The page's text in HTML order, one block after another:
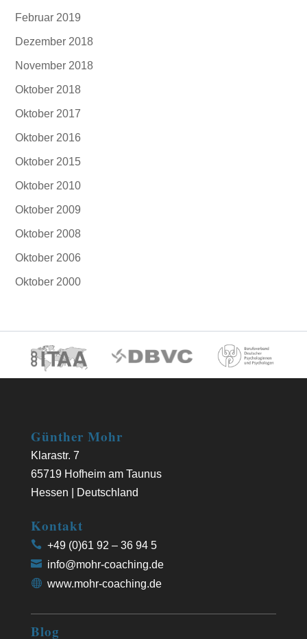
Februar 2019
Dezember 2018
November 2018
Oktober 2018
Oktober 2017
Oktober 2016
Oktober 2015
Oktober 2010
Oktober 2009
Oktober 2008
Oktober 2006
Oktober 2000
Günther Mohr
Klarastr. 7
65719 Hofheim am Taunus
Hessen | Deutschland
Kontakt
+49 (0)61 92 – 36 94 5
info@mohr-coaching.de
www.mohr-coaching.de
Blog